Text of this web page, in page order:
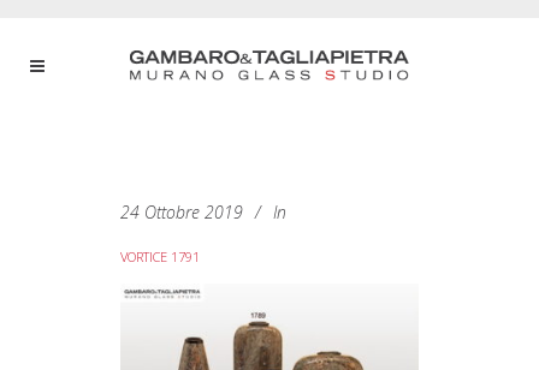
24 Ottobre 2019 In
VORTICE 1791